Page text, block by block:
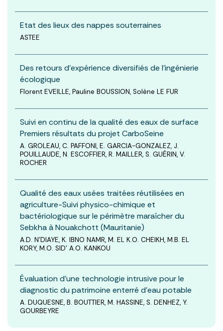
Etat des lieux des nappes souterraines
ASTEE
Des retours d'expérience diversifiés de l'ingénierie
écologique
Florent EVEILLE, Pauline BOUSSION, Solène LE FUR
Suivi en continu de la qualité des eaux de surface
Premiers résultats du projet CarboSeine
A. GROLEAU, C. PAFFONI, E. GARCIA-GONZALEZ, J.
POUILLAUDE, N. ESCOFFIER, R. MAILLER, S. GUÉRIN, V.
ROCHER
Qualité des eaux usées traitées réutilisées en
agriculture-Suivi physico-chimique et
bactériologique sur le périmètre maraîcher du
Sebkha à Nouakchott (Mauritanie)
A.D. N’DIAYE, K. IBNO NAMR, M. EL K.O. CHEIKH, M.B. EL
KORY, M.O. SID’ A.O. KANKOU
Évaluation d’une technologie intrusive pour le
diagnostic du patrimoine enterré d’eau potable
A. DUQUESNE, B. BOUTTIER, M. HASSINE, S. DENHEZ, Y.
GOURBEYRE